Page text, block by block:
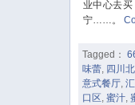
业中心去
宁……。
Tagged：
味蕾, 四川
意式餐厅,
口区,蜜汁,